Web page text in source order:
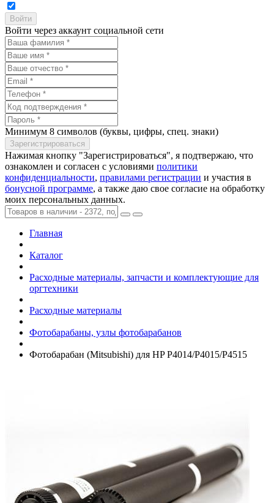
Войти через аккаунт социальной сети
Минимум 8 символов (буквы, цифры, спец. знаки)
Нажимая кнопку "Зарегистрироваться", я подтвержаю, что
ознакомлен и согласен с условиями политики
конфиденциальности, правилами регистрации и участия в
бонусной программе, а также даю свое согласие на обработку
моих персональных данных.
Главная
Каталог
Расходные материалы, запчасти и комплектующие для
оргтехники
Расходные материалы
Фотобарабаны, узлы фотобарабанов
Фотобарабан (Mitsubishi) для HP P4014/­P4015/­P4515